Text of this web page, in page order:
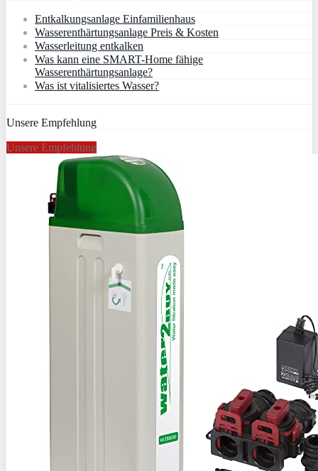
Entkalkungsanlage Einfamilienhaus
Wasserenthärtungsanlage Preis & Kosten
Wasserleitung entkalken
Was kann eine SMART-Home fähige
Wasserenthärtungsanlage?
Was ist vitalisiertes Wasser?
Unsere Empfehlung
Unsere Empfehlung